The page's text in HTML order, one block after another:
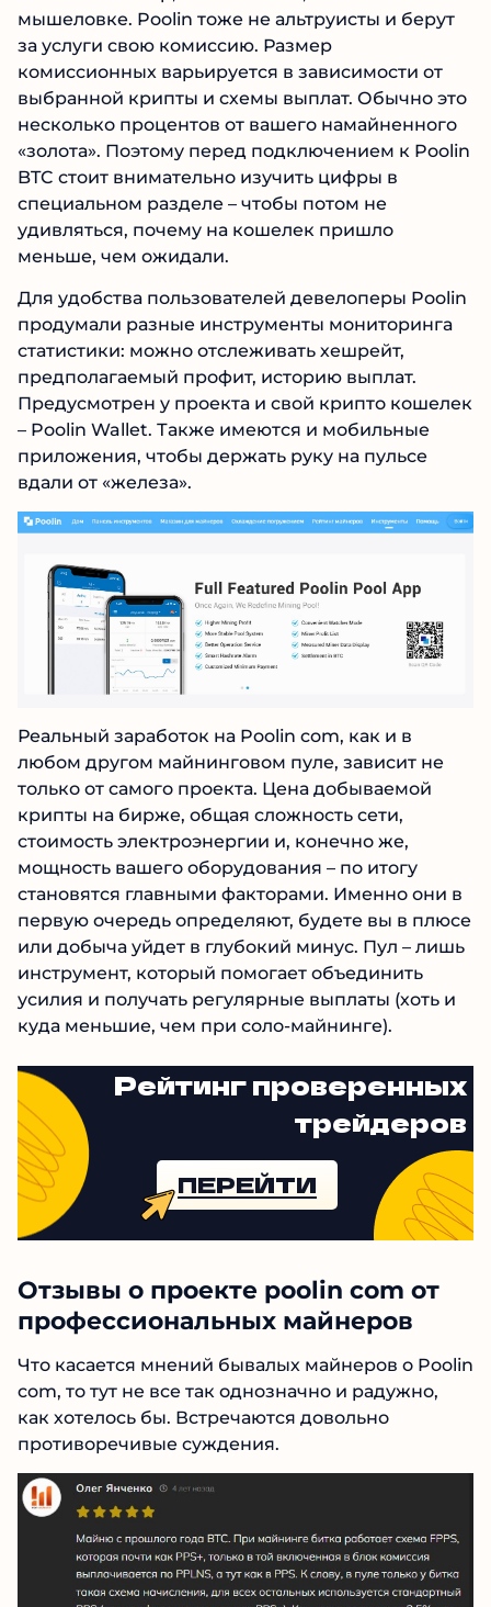
Бесплатный сыр, как известно, бывает только
в мышеловке. Poolin тоже не альтруисты и
берут за услуги свою комиссию. Размер
комиссионных варьируется в зависимости от
выбранной крипты и схемы выплат. Обычно
это несколько процентов от вашего
намайненного «золота». Поэтому перед
подключением к Poolin BTC стоит
разделе – чтобы потом не удивляться, почему
на кошелек пришло меньше, чем ожидали.
Для удобства пользователей девелоперы
Poolin продумали разные инструменты
мониторинга статистики: можно отслеживать
хешрейт, предполагаемый профит, историю
выплат. Предусмотрен у проекта и свой
имеются и мобильные приложения, чтобы
Реальный заработок на Poolin com, как и в
любом другом майнинговом пуле, зависит не
только от самого проекта. Цена добываемой
крипты на бирже, общая сложность сети,
стоимость электроэнергии и, конечно же,
мощность вашего оборудования – по итогу
становятся главными факторами. Именно они
в первую очередь определяют, будете вы в
плюсе или добыча уйдет в глубокий минус.
Пул – лишь инструмент, который помогает
объединить усилия и получать регулярные
выплаты (хоть и куда меньшие, чем при соло-
майнинге).
Рейтинг проверенных
трейдеров
Отзывы о проекте poolin com от
профессиональных майнеров
Что касается мнений бывалых майнеров о
Poolin com, то тут не все так однозначно и
радужно, как хотелось бы. Встречаются
довольно противоречивые суждения.